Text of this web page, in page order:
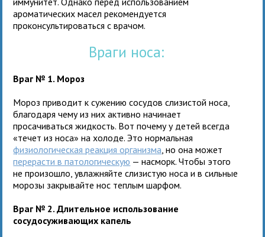
ароматических масел рекомендуется
проконсультироваться с врачом.
Враги носа:
Враг № 1. Мороз
Мороз приводит к сужению сосудов слизистой носа,
благодаря чему из них активно начинает
просачиваться жидкость. Вот почему у детей всегда
«течет из носа» на холоде. Это нормальная
физиологическая реакция организма , но она может
перерасти в патологическую — насморк. Чтобы этого
не произошло, увлажняйте слизистую носа и в сильные
морозы закрывайте нос теплым шарфом.
Враг № 2. Длительное использование
сосудосуживающих капель